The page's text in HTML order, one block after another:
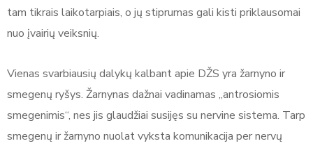
tam tikrais laikotarpiais, o jų stiprumas gali kisti priklausomai
nuo įvairių veiksnių.
Vienas svarbiausių dalykų kalbant apie DŽS yra žarnyno ir
smegenų ryšys. Žarnynas dažnai vadinamas „antrosiomis
smegenimis“, nes jis glaudžiai susijęs su nervine sistema. Tarp
smegenų ir žarnyno nuolat vyksta komunikacija per nervų